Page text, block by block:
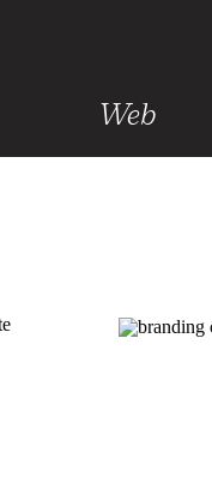
Web